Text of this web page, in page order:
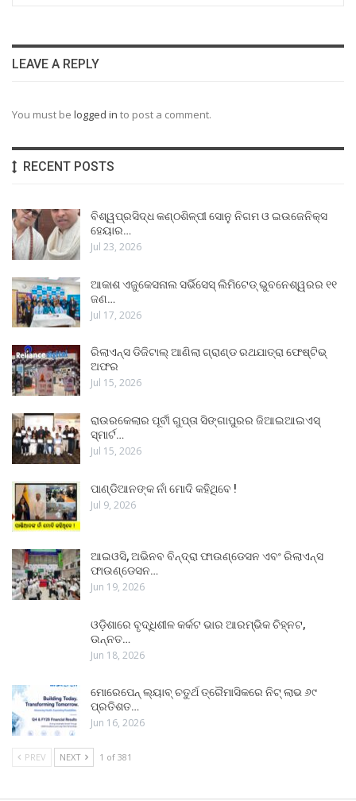
LEAVE A REPLY
You must be logged in to post a comment.
RECENT POSTS
ବିଶ୍ୱପ୍ରସିଦ୍ଧ କଣ୍ଠଶିଳ୍ପୀ ସୋନୁ ନିଗମ ଓ ଇଉଜେନିକ୍ସ
ହେୟାର…
Jul 23, 2026
ଆକାଶ ଏଜୁକେସନାଲ ସର୍ଭିସେସ୍ ଲିମିଟେଡ୍ ଭୁବନେଶ୍ୱରର ୧୧
ଜଣ…
Jul 17, 2026
ରିଲାଏନ୍ସ ଡିଜିଟାଲ୍ ଆଣିଲା ଗ୍ରାଣ୍ଡ ରଥଯାତ୍ରା ଫେଷ୍ଟିଭ୍
ଅଫର
Jul 15, 2026
ରାଉରକେଲାର ପୂର୍ବୀ ଗୁପ୍ତା ସିଙ୍ଗାପୁରର ଜିଆଇଆଇଏସ୍
ସ୍ମାର୍ଟ…
Jul 15, 2026
ପାଣ୍ଡିଆନଙ୍କ ନାଁ ମୋଦି କହିଥିବେ !
Jul 9, 2026
ଆଇଓସି, ଅଭିନବ ବିନ୍ଦ୍ରା ଫାଉଣ୍ଡେସନ ଏବଂ ରିଲାଏନ୍ସ
ଫାଉଣ୍ଡେସନ…
Jun 19, 2026
ଓଡ଼ିଶାରେ ବୃଦ୍ଧିଶୀଳ କର୍କଟ ଭାର ଆରମ୍ଭିକ ଚିହ୍ନଟ,
ଉନ୍ନତ…
Jun 18, 2026
ମୋରେପେନ୍ ଲ୍ୟାବ୍ ଚତୁର୍ଥ ତ୍ରୈମାସିକରେ ନିଟ୍ ଲାଭ ୬୯
ପ୍ରତିଶତ…
Jun 16, 2026
PREV NEXT 1 of 381